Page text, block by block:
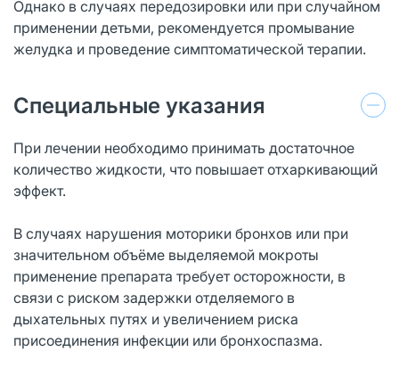
Однако в случаях передозировки или при случайном
применении детьми, рекомендуется промывание
желудка и проведение симптоматической терапии.
Специальные указания
При лечении необходимо принимать достаточное
количество жидкости, что повышает отхаркивающий
эффект.
В случаях нарушения моторики бронхов или при
значительном объёме выделяемой мокроты
применение препарата требует осторожности, в
связи с риском задержки отделяемого в
дыхательных путях и увеличением риска
присоединения инфекции или бронхоспазма.